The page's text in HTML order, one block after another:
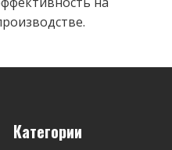
Категории